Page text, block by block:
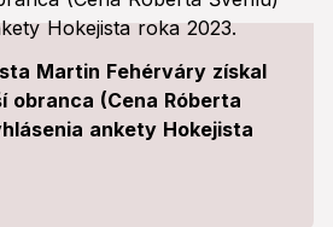
Martin Fehérváry získal
obranca (Cena Róberta
ankety Hokejista